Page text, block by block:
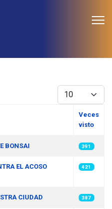
Cantidad
Veces
visto
BONSAI 391
EL ACOSO
421
CIUDAD 387